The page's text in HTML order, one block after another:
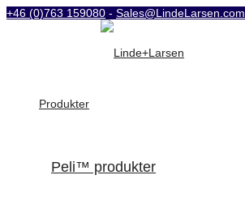
+46 (0)763 159080 - Sales@LindeLarsen.com
Produkter
Peli™ produkter